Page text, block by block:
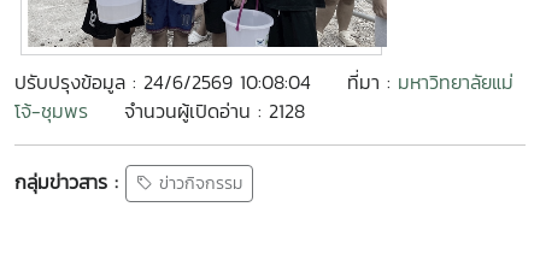
ปรับปรุงข้อมูล : 24/6/2569 10:08:04 ที่มา : มหาวิทยาลัยแม่
โจ้-ชุมพร
จำนวนผู้เปิดอ่าน : 2128
กลุ่มข่าวสาร : ข่าวกิจกรรม